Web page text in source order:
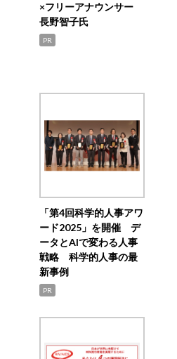
×フリーアナウンサー
長野智子氏
PR
「第4回科学的人事アワ
ード2025」を開催 デ
ータとAIで変わる人事
戦略 科学的人事の最
新事例
PR